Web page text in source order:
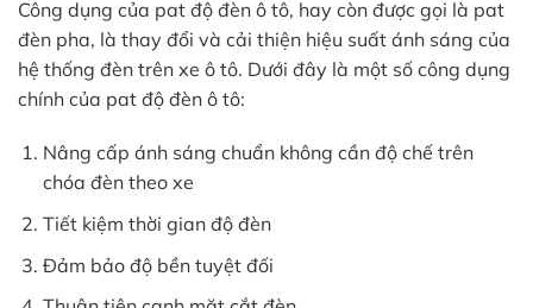
Công dụng của pat độ đèn ô tô, hay còn được gọi là pat
đèn pha, là thay đổi và cải thiện hiệu suất ánh sáng của
hệ thống đèn trên xe ô tô. Dưới đây là một số công dụng
chính của pat độ đèn ô tô:
Nâng cấp ánh sáng chuẩn không cần độ chế trên
chóa đèn theo xe
Tiết kiệm thời gian độ đèn
Đảm bảo độ bền tuyệt đối